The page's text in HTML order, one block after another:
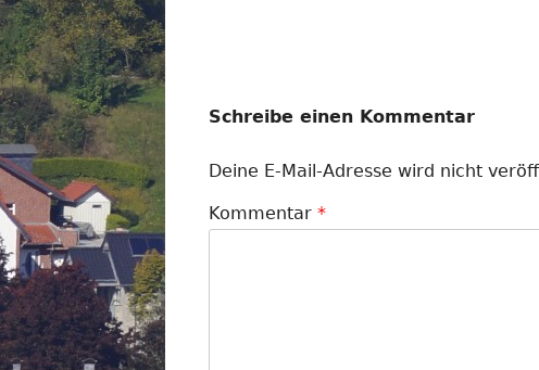
Schreibe einen Kommentar
Deine E-Mail-Adresse wird nicht
Kommentar *